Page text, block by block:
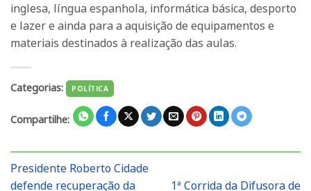
inglesa, língua espanhola, informática básica, desporto
e lazer e ainda para a aquisição de equipamentos e
materiais destinados à realização das aulas.
Categorias: POLÍTICA
Compartilhe:
Presidente Roberto Cidade
defende recuperação da
1ª Corrida da Difusora de